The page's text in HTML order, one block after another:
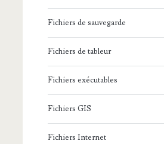
Fichiers de sauvegarde
Fichiers de tableur
Fichiers exécutables
Fichiers GIS
Fichiers Internet